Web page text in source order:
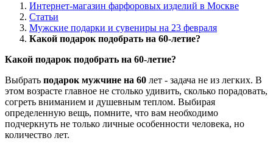
Интернет-магазин фарфоровых изделий в Москве
Статьи
Мужские подарки и сувениры на 23 февраля
Какой подарок подобрать на 60-летие?
Какой подарок подобрать на 60-летие?
Выбрать подарок мужчине на 60 лет - задача не из легких. В
этом возрасте главное не столько удивить, сколько порадовать,
согреть вниманием и душевным теплом. Выбирая
определенную вещь, помните, что вам необходимо
подчеркнуть не только личные особенности человека, но
количество лет.